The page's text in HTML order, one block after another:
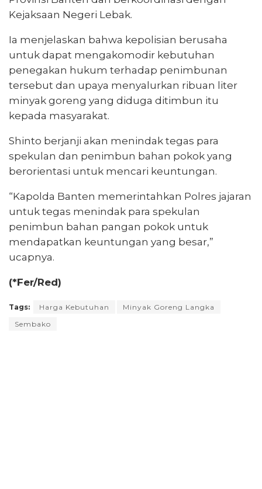
Kejaksaan Negeri Lebak.
Ia menjelaskan bahwa kepolisian berusaha
untuk dapat mengakomodir kebutuhan
penegakan hukum terhadap penimbunan
tersebut dan upaya menyalurkan ribuan liter
minyak goreng yang diduga ditimbun itu
kepada masyarakat.
Shinto berjanji akan menindak tegas para
spekulan dan penimbun bahan pokok yang
berorientasi untuk mencari keuntungan.
“Kapolda Banten memerintahkan Polres jajaran
untuk tegas menindak para spekulan
penimbun bahan pangan pokok untuk
mendapatkan keuntungan yang besar,”
ucapnya.
(*Fer/Red)
Tags: Harga Kebutuhan
Minyak Goreng Langka
Sembako